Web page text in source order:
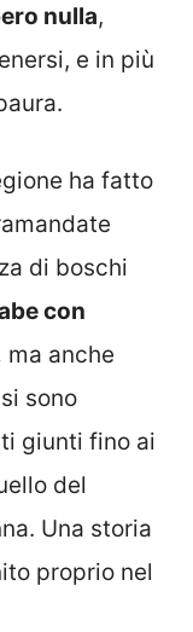
nulla,
e in più
ha fatto
di boschi
con
ma anche
sono
giunti fino ai
del
Una storia
proprio nel